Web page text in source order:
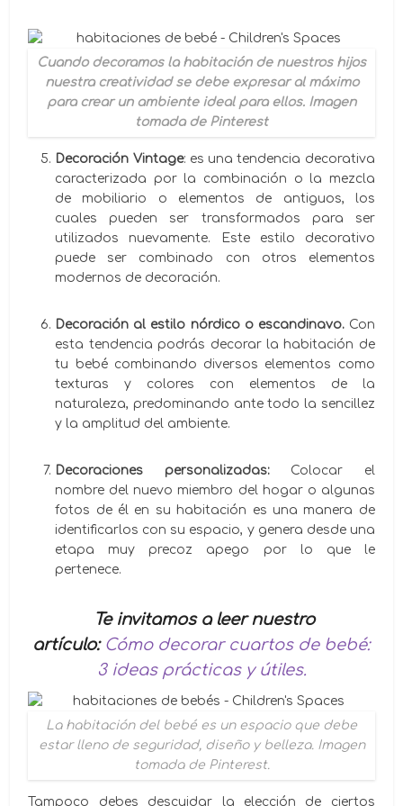
Cuando decoramos la habitación de nuestros hijos
nuestra creatividad se debe expresar al máximo
para crear un ambiente ideal para ellos. Imagen
tomada de Pinterest
Decoración Vintage: es una tendencia decorativa
caracterizada por la combinación o la mezcla
de mobiliario o elementos de antiguos, los
cuales pueden ser transformados para ser
utilizados nuevamente. Este estilo decorativo
puede ser combinado con otros elementos
modernos de decoración.
Decoración al estilo nórdico o escandinavo.Con
esta tendencia podrás decorar la habitación de
tu bebé combinando diversos elementos como
texturas y colores con elementos de la
naturaleza, predominando ante todo la sencillez
y la amplitud del ambiente.
Decoraciones personalizadas: Colocar el
nombre del nuevo miembro del hogar o algunas
fotos de él en su habitación es una manera de
identificarlos con su espacio, y genera desde una
etapa muy precoz apego por lo que le
pertenece.
Te invitamos a leer nuestro
artículo: Cómo decorar cuartos de bebé:
3 ideas prácticas y útiles.
La habitación del bebé es un espacio que debe
estar lleno de seguridad, diseño y belleza. Imagen
tomada de Pinterest.
Tampoco debes descuidar la elección de ciertos